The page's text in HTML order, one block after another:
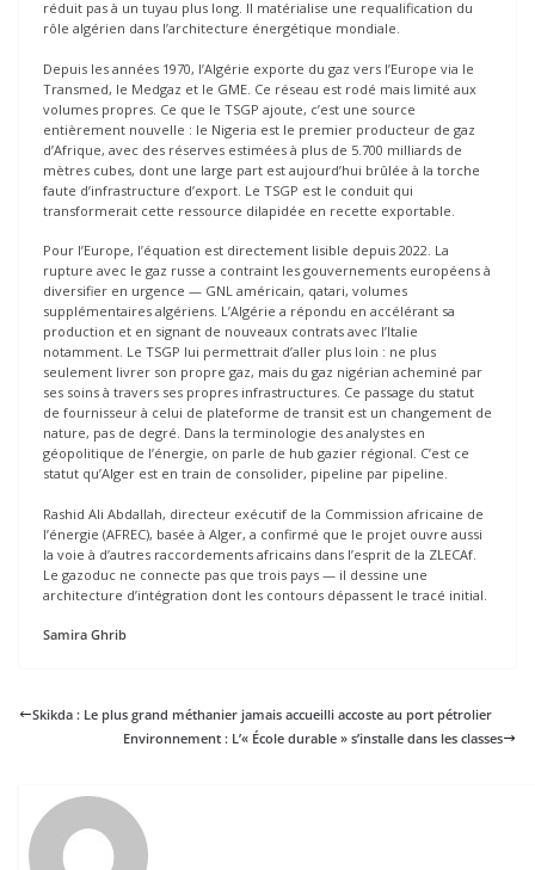
réduit pas à un tuyau plus long. Il matérialise une requalification du
rôle algérien dans l’architecture énergétique mondiale.
Depuis les années 1970, l’Algérie exporte du gaz vers l’Europe via le
Transmed, le Medgaz et le GME. Ce réseau est rodé mais limité aux
volumes propres. Ce que le TSGP ajoute, c’est une source
entièrement nouvelle : le Nigeria est le premier producteur de gaz
d’Afrique, avec des réserves estimées à plus de 5.700 milliards de
mètres cubes, dont une large part est aujourd’hui brûlée à la torche
faute d’infrastructure d’export. Le TSGP est le conduit qui
transformerait cette ressource dilapidée en recette exportable.
Pour l’Europe, l’équation est directement lisible depuis 2022. La
rupture avec le gaz russe a contraint les gouvernements européens à
diversifier en urgence — GNL américain, qatari, volumes
supplémentaires algériens. L’Algérie a répondu en accélérant sa
production et en signant de nouveaux contrats avec l’Italie
notamment. Le TSGP lui permettrait d’aller plus loin : ne plus
seulement livrer son propre gaz, mais du gaz nigérian acheminé par
ses soins à travers ses propres infrastructures. Ce passage du statut
de fournisseur à celui de plateforme de transit est un changement de
nature, pas de degré. Dans la terminologie des analystes en
géopolitique de l’énergie, on parle de hub gazier régional. C’est ce
statut qu’Alger est en train de consolider, pipeline par pipeline.
Rashid Ali Abdallah, directeur exécutif de la Commission africaine de
l’énergie (AFREC), basée à Alger, a confirmé que le projet ouvre aussi
la voie à d’autres raccordements africains dans l’esprit de la ZLECAf.
Le gazoduc ne connecte pas que trois pays — il dessine une
architecture d’intégration dont les contours dépassent le tracé initial.
Samira Ghrib
Skikda : Le plus grand méthanier jamais accueilli accoste au port pétrolier
Environnement : L’« École durable » s’installe dans les classes